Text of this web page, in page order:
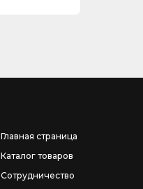
Главная страница
Каталог товаров
Сотрудничество